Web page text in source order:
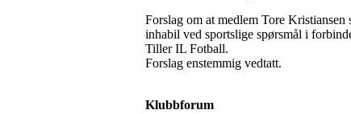
Forslag om at medlem Tore
inhabil ved sportslige spørsmål i
Tiller IL Fotball.
Forslag enstemmig vedtatt.
Klubbforum